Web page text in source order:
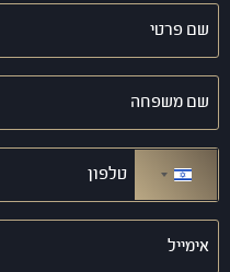
שם
פרטי
שם
משפחה
טלפון
(חובה)
ישראל +972
אימייל
(חובה)